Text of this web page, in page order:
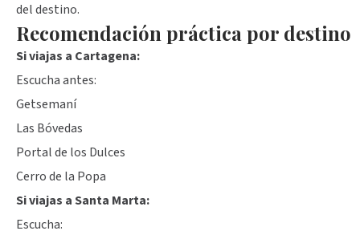
del destino.
Recomendación práctica por destino
Si viajas a Cartagena:
Escucha antes:
Getsemaní
Las Bóvedas
Portal de los Dulces
Cerro de la Popa
Si viajas a Santa Marta:
Escucha: